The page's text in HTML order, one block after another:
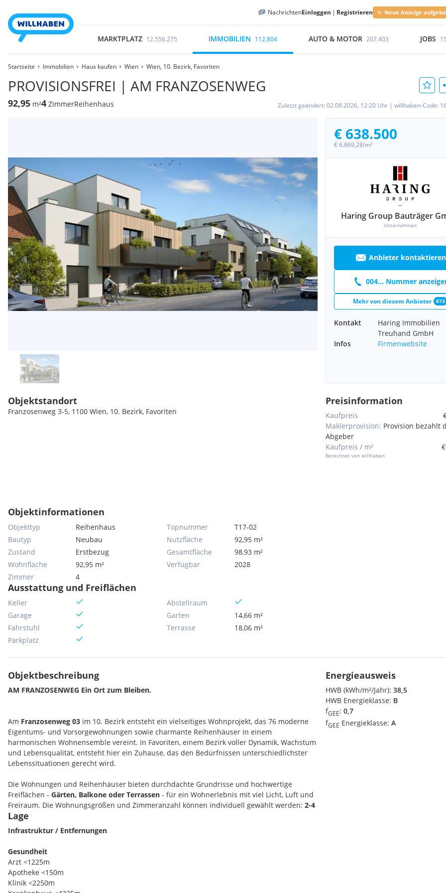
NachrichtenEinloggen | Registrieren Neue Anzeige
MARKTPLATZ 12.556.275 IMMOBILIEN 112.804 AUTO & MOTOR 207.403 JOBS
Startseite Immobilien Haus kaufen Wien Wien, 10. Bezirk, Favoriten
PROVISIONSFREI | AM FRANZOSENWEG
92,95 m²4 ZimmerReihenhaus Zuletzt geändert: 02.08.2026, 12:20 Uhr | willhaben-Code:
€ 638.500
€ 6.869,28/m²
Haring Group Bauträger
Unternehmen
Anbieter kontaktieren
004... Nummer
Mehr von diesem Anbieter 673
Kontakt
Haring Immobilien
Treuhand GmbH
Infos
Firmenwebsite
Objektstandort
Franzosenweg 3-5, 1100 Wien, 10. Bezirk, Favoriten
Objektinformationen
Objekttyp
Reihenhaus
Bautyp
Neubau
Zustand
Erstbezug
Wohnfläche
92,95 m²
Zimmer
4
Topnummer
T17-02
Nutzfläche
92,95 m²
Gesamtfläche
98,93 m²
Verfügbar
2028
Ausstattung und Freiflächen
Keller
Garage
Fahrstuhl
Parkplatz
Abstellraum
Garten
14,66 m²
Terrasse
18,06 m²
Preisinformation
Kaufpreis
Maklerprovision: Provision bezahlt
Abgeber
Kaufpreis / m²
Berechnet von willhaben
Objektbeschreibung
AM FRANZOSENWEG Ein Ort zum Bleiben.
Am Franzosenweg 03 im 10. Bezirk entsteht ein vielseitiges Wohnprojekt, das 76 moderne
Eigentums- und Vorsorgewohnungen sowie charmante Reihenhäuser in einem
harmonischen Wohnensemble vereint. In Favoriten, einem Bezirk voller Dynamik, Wachstum
und Lebensqualität, entsteht hier ein Zuhause, das den Bedürfnissen unterschiedlichster
Lebenssituationen gerecht wird.
Die Wohnungen und Reihenhäuser bieten durchdachte Grundrisse und hochwertige
Freiflächen - Gärten, Balkone oder Terrassen - für ein Wohnerlebnis mit viel Licht, Luft und
Freiraum. Die Wohnungsgrößen und Zimmeranzahl können individuell gewählt werden: 2-4
Zimmer und 30m²- 100m².
durch das Zusammenlegen benachbarter Wohnungen.
Alle Einheiten werden
Sanitäreinrichtungen, ausgewählten Fliesen und edlen Parkettböden. Genauere Angaben
zur Ausstattung finden Sie in der Leistungsbeschreibung im Booklet.
Für zusätzlichen Komfort stehen
Lage
Infrastruktur / Entfernungen
Gesundheit
Arzt <1225m
Apotheke <150m
Klinik <2250m
Energieausweis
HWB (kWh/m²/Jahr): 38,5
HWB Energieklasse: B
fGEE: 0,7
fGEE Energieklasse: A